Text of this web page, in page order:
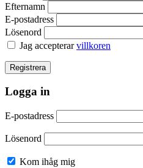
Efternamn
E-postadress
Lösenord
Jag accepterarvillkoren
Logga in
E-postadress
Lösenord
Kom ihåg mig